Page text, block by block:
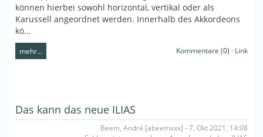
können hierbei sowohl horizontal, vertikal oder als
Karussell angeordnet werden. Innerhalb des Akkordeons
kö…
mehr… Kommentare (0) · Link
Das kann das neue ILIAS
Beem, André [abeemxxx] - 7. Okt 2021, 14:08